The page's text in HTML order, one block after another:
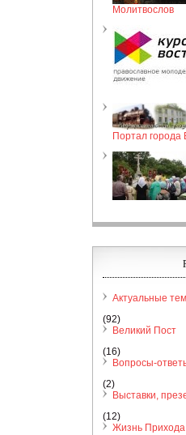
Молитвослов
Портал города
Актуальные
(92)
Великий Пост
(16)
Вопросы-
(2)
Выставки,
(12)
Жизнь Прихода